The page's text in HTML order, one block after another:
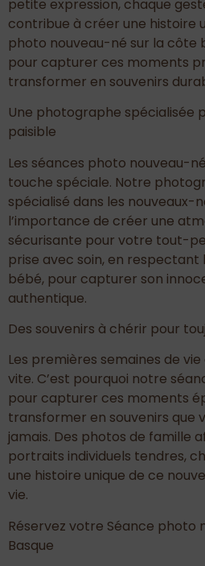
petite expression, chaque
contribue à créer une histoire
photo nouveau-né sur la côte
pour capturer ces moments
transformer en souvenirs
Une photographe spécialisée
paisible
Les séances photo nouveau-
touche spéciale. Notre
spécialisé dans les nouveaux-
l’importance de créer une
sécurisante pour votre tout-
prise avec soin, en
bébé, pour capturer son
authentique.
Des souvenirs à chérir pour
Les premières semaines de
vite. C’est pourquoi notre
pour capturer ces moments
transformer en souvenirs que
jamais. Des photos de famille
portraits individuels tendres,
une histoire unique de ce
vie.
Réservez votre Séance photo
Basque